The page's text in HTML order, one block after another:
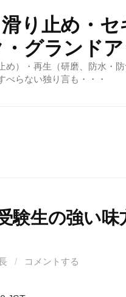
り止め・
グランド
め）・再生（研磨、防水・
べらない独り言も・・・
験生の強い
/ コメントする